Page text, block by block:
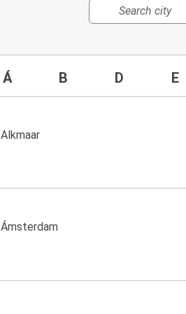
Á B D E
Alkmaar
Ámsterdam